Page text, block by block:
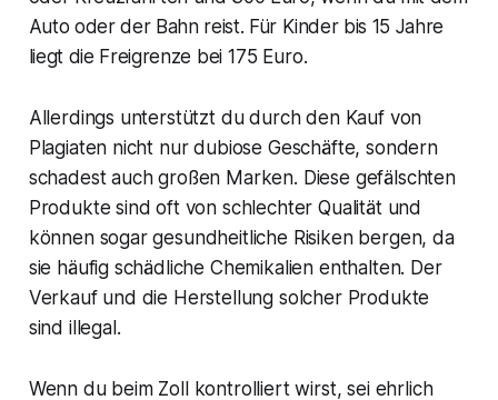
Auto oder der Bahn reist. Für Kinder bis 15 Jahre
liegt die Freigrenze bei 175 Euro.
Allerdings unterstützt du durch den Kauf von
Plagiaten nicht nur dubiose Geschäfte, sondern
schadest auch großen Marken. Diese gefälschten
Produkte sind oft von schlechter Qualität und
können sogar gesundheitliche Risiken bergen, da
sie häufig schädliche Chemikalien enthalten. Der
Verkauf und die Herstellung solcher Produkte
sind illegal.
Wenn du beim Zoll kontrolliert wirst, sei ehrlich